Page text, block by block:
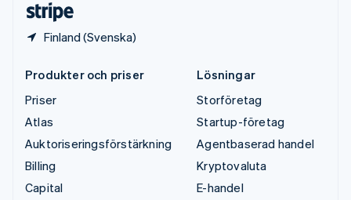
Finland (Svenska)
Produkter och priser
Priser
Atlas
Auktoriseringsförstärkning
Billing
Capital
Lösningar
Storföretag
Startup-företag
Agentbaserad handel
Kryptovaluta
E-handel